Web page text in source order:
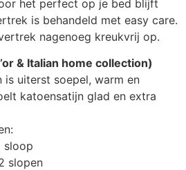
het perfect op je bed blijft
is behandeld met easy care.
nagenoeg kreukvrij op.
& Italian home collection)
is uiterst soepel, warm en
katoensatijn glad en extra
sloop
slopen